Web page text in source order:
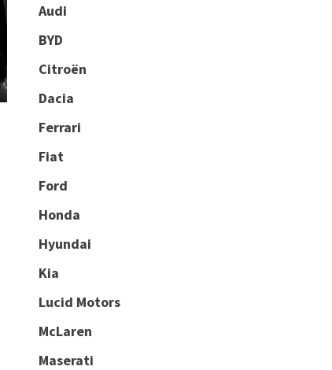
Audi
BYD
Citroën
Dacia
Ferrari
Fiat
Ford
Honda
Hyundai
Kia
Lucid Motors
McLaren
Maserati